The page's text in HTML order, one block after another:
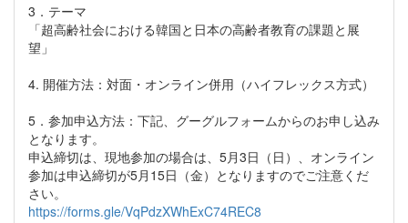
3．テーマ
「超高齢社会における韓国と日本の高齢者教育の課題と展
望」
4. 開催方法：対面・オンライン併用（ハイフレックス方式）
5．参加申込方法：下記、グーグルフォームからのお申し込み
となります。
申込締切は、現地参加の場合は、5月3日（日）、オンライン
参加は申込締切が5月15日（金）となりますのでご注意くだ
さい。
https://forms.gle/VqPdzXWhExC74REC8